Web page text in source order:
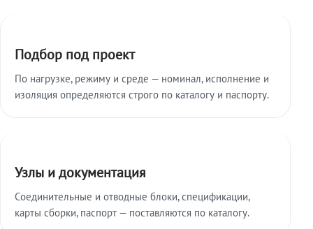
Подбор под проект
По нагрузке, режиму и среде — номинал, исполнение и
изоляция определяются строго по каталогу и паспорту.
Узлы и документация
Соединительные и отводные блоки, спецификации,
карты сборки, паспорт — поставляются по каталогу.